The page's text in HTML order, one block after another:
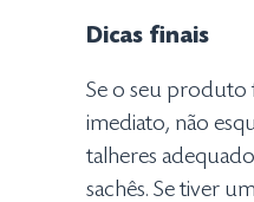
Dicas finais
Se o seu
imediato, não
talheres
sachês. Se tiver